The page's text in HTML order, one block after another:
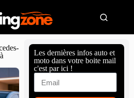
Les dernières infos auto et
moto dans votre boite mail
c'est par ici !